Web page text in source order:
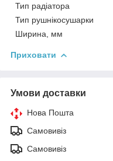
Тип радіатора
Тип рушнікосушарки
Ширина, мм
Приховати
Умови доставки
Нова Пошта
Самовивіз
Самовивіз